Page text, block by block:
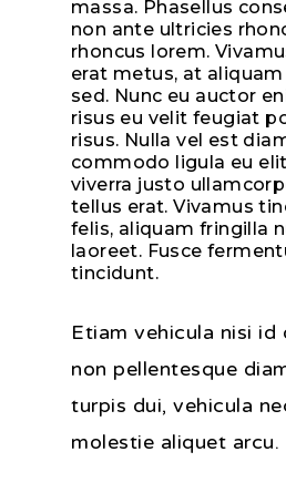
massa. Phasellus
non ante ultricies
rhoncus lorem.
erat metus, at
sed. Nunc eu auctor
risus eu velit feugiat
risus. Nulla vel est
commodo ligula eu
viverra justo
tellus erat. Vivamus
felis, aliquam fringilla
laoreet. Fusce
tincidunt.
Etiam vehicula nisi id
non pellentesque
turpis dui, vehicula
molestie aliquet arcu.